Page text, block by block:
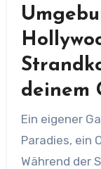
deinem
Ein eigener Garten ist für viele ein persönliches
Paradies, ein
Während der